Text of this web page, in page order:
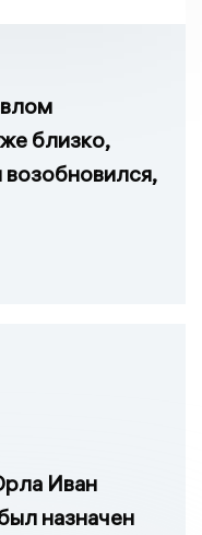
близко,
Иван
назначен